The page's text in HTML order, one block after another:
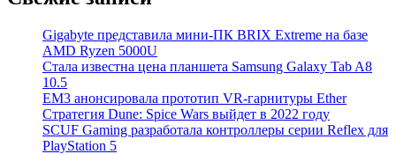
Gigabyte представила мини-ПК BRIX Extreme на базе
AMD Ryzen 5000U
Стала известна цена планшета Samsung Galaxy Tab A8
10.5
EM3 анонсировала прототип VR-гарнитуры Ether
Стратегия Dune: Spice Wars выйдет в 2022 году
SCUF Gaming разработала контроллеры серии Reflex для
PlayStation 5